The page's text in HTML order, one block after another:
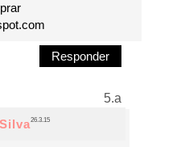
Responder
26.3.15